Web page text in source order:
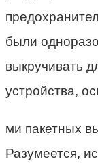
были
выкручивать
устройства,
ми пакетных
Разумеется,